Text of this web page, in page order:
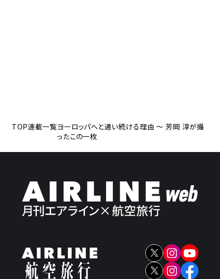
TOP連載一覧ヨーロッパへと通い続ける理由 ～ 芳岡 淳が撮
ったこの一枚